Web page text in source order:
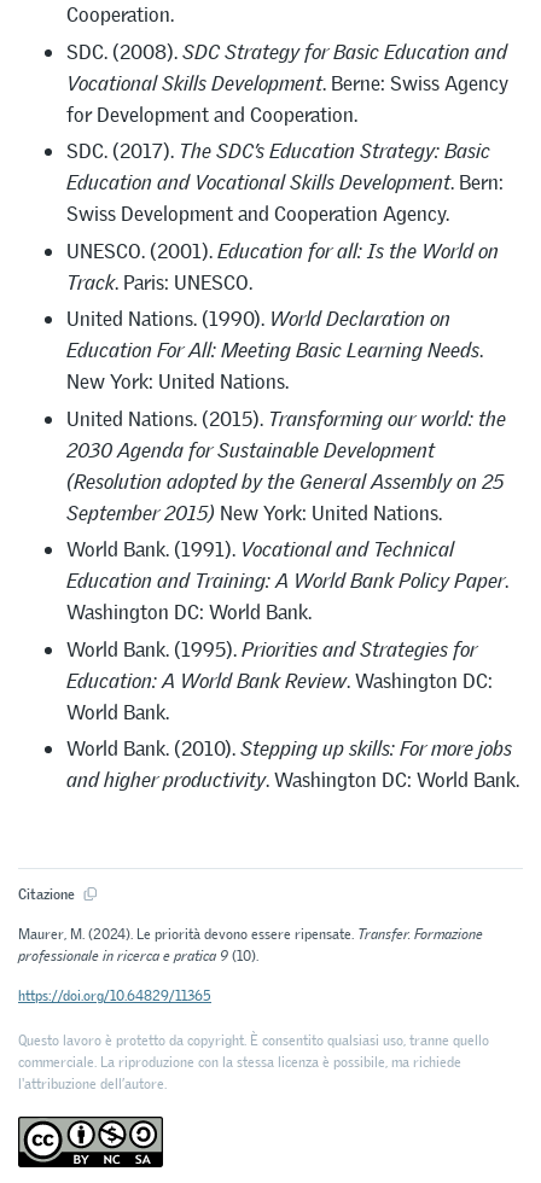
Cooperation.
SDC. (2008).SDC Strategy for Basic Education and
Vocational Skills Development. Berne: Swiss Agency
for Development and Cooperation.
SDC. (2017). The SDC’s Education Strategy: Basic
Education and Vocational Skills Development. Bern:
Swiss Development and Cooperation Agency.
UNESCO. (2001).Education for all: Is the World on
Track. Paris: UNESCO.
United Nations. (1990). World Declaration on
Education For All: Meeting Basic Learning Needs.
New York: United Nations.
United Nations. (2015). Transforming our world: the
2030 Agenda for Sustainable Development
(Resolution adopted by the General Assembly on 25
September 2015) New York: United Nations.
World Bank. (1991). Vocational and Technical
Education and Training: A World Bank Policy Paper.
Washington DC: World Bank.
World Bank. (1995).Priorities and Strategies for
Education: A World Bank Review. Washington DC:
World Bank.
World Bank. (2010).Stepping up skills: For more jobs
and higher productivity. Washington DC: World Bank.
Citazione
Maurer, M. (2024). Le priorità devono essere ripensate. Transfer. Formazione
professionale in ricerca e pratica 9(10).
https://doi.org/10.64829/11365
Questo lavoro è protetto da copyright. È consentito qualsiasi uso, tranne quello
commerciale. La riproduzione con la stessa licenza è possibile, ma richiede
l'attribuzione dell’autore.